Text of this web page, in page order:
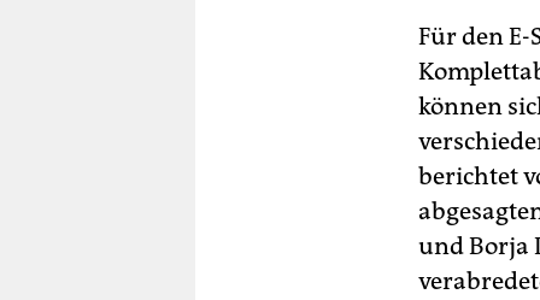
Für den E-
können
berichtet
und Borja